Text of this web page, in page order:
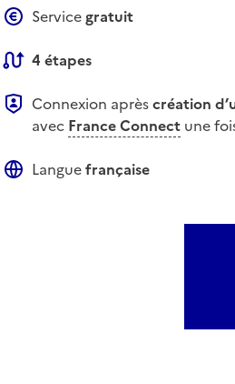
Servicegratuit
4 étapes
Connexion aprèscréation
avec France Connect une
Languefrançaise